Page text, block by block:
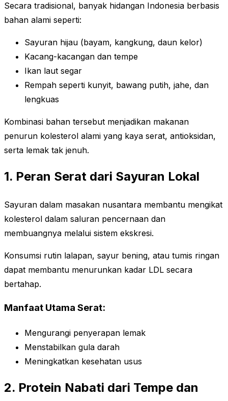
Secara tradisional, banyak hidangan Indonesia berbasis
bahan alami seperti:
Sayuran hijau (bayam, kangkung, daun kelor)
Kacang-kacangan dan tempe
Ikan laut segar
Rempah seperti kunyit, bawang putih, jahe, dan
lengkuas
Kombinasi bahan tersebut menjadikan makanan
penurun kolesterol alami yang kaya serat, antioksidan,
serta lemak tak jenuh.
1. Peran Serat dari Sayuran Lokal
Sayuran dalam masakan nusantara membantu mengikat
kolesterol dalam saluran pencernaan dan
membuangnya melalui sistem ekskresi.
Konsumsi rutin lalapan, sayur bening, atau tumis ringan
dapat membantu menurunkan kadar LDL secara
bertahap.
Manfaat Utama Serat:
Mengurangi penyerapan lemak
Menstabilkan gula darah
Meningkatkan kesehatan usus
2. Protein Nabati dari Tempe dan